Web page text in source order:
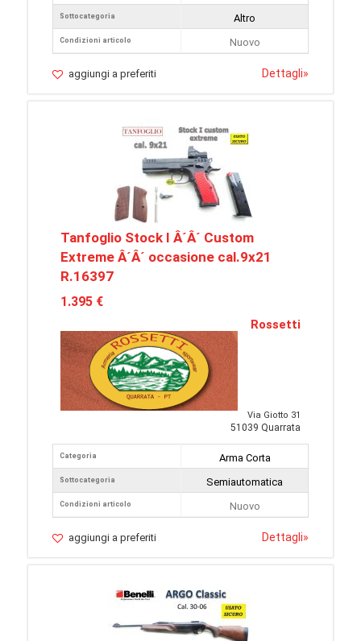
Sottocategoria
Condizioni articolo
Altro
Nuovo
aggiungi a preferiti Dettagli»
Tanfoglio Stock I Â´Â´ Custom
Extreme Â´Â´ occasione cal.9x21
R.16397
1.395 €
Rossetti
Via Giotto 31
51039 Quarrata
Categoria
Sottocategoria
Condizioni articolo
Arma Corta
Semiautomatica
Nuovo
aggiungi a preferiti Dettagli»